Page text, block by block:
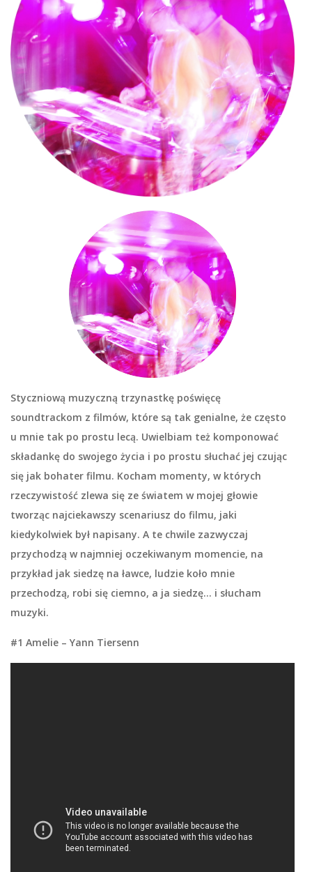
Styczniową muzyczną trzynastkę poświęcę
soundtrackom z filmów, które są tak genialne, że często
u mnie tak po prostu lecą. Uwielbiam też komponować
składankę do swojego życia i po prostu słuchać jej czując
się jak bohater filmu. Kocham momenty, w których
rzeczywistość zlewa się ze światem w mojej głowie
tworząc najciekawszy scenariusz do filmu, jaki
kiedykolwiek był napisany. A te chwile zazwyczaj
przychodzą w najmniej oczekiwanym momencie, na
przykład jak siedzę na ławce, ludzie koło mnie
przechodzą, robi się ciemno, a ja siedzę… i słucham
muzyki.
#1 Amelie – Yann Tiersenn